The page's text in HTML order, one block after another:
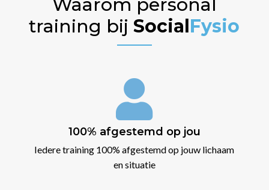
training bijSocialFysio

100% afgestemd op jou
Iedere training 100% afgestemd op jouw lichaam
en situatie